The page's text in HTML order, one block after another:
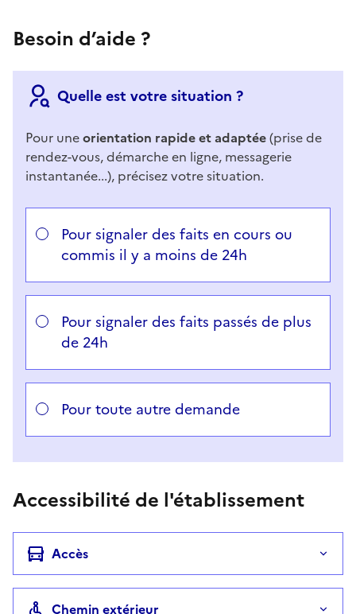
Besoin d’aide ?
Quelle est votre situation ?
Pour uneorientation rapide et adaptée(prise de
rendez-vous, démarche en ligne, messagerie
instantanée...), précisez votre situation.
Répondez aux questions successives et les réponses
Vous avez choisi
Pour signaler des faits en cours ou
commis il y a moins de 24h
Pour signaler des faits passés de plus
de 24h
Pour toute autre demande
Accessibilité de l'établissement
Accès
Chemin extérieur